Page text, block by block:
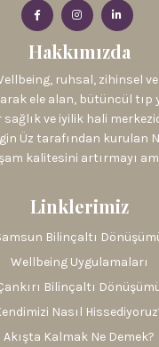
Hakkımızda
ruhsal, zihinsel ve
ele alan, bütüncül tıp
ve iyilik hali
Üz tarafından kurulan
kalitesini artırmayı
Linklerimiz
Bilinçaltı
Wellbeing Uygulamaları
Bilinçaltı
Nasıl
Akışta Kalmak Ne Demek?